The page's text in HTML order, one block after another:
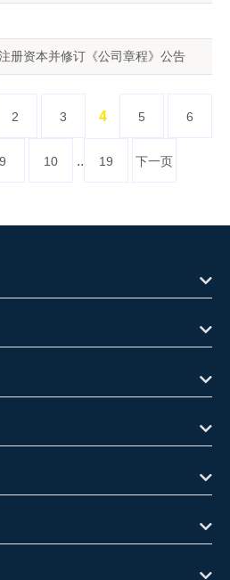
册资本并修订《公司章程》公告
2 3 4 5 6
9 10 .. 19 下一页